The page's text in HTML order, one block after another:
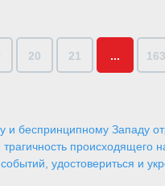
20 21 ... 163
беспринципному Западу
удостовериться и